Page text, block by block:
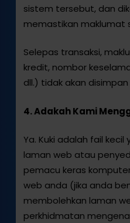
sistem tersebut, dan
memastikan maklumat
Selepas transaksi,
kredit, nombor
dll.) tidak akan
4. Adakah Kami
Ya. Kuki adalah fail
laman web atau
pemacu keras
web anda (jika anda
membolehkan laman
perkhidmatan